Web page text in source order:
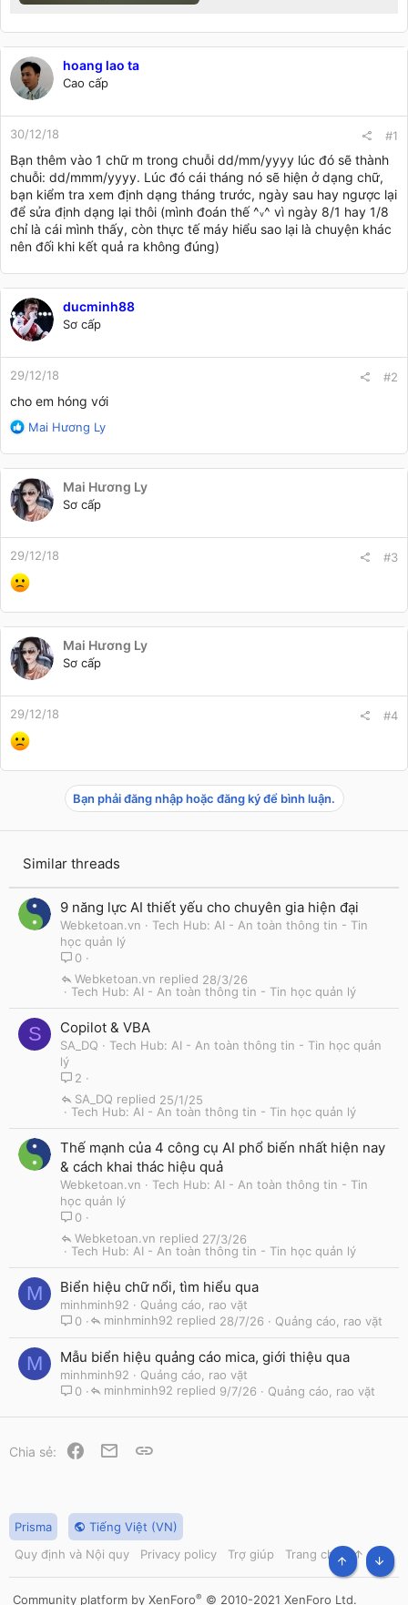
hoang lao ta
Cao cấp
30/12/18 #1
Bạn thêm vào 1 chữ m trong chuỗi dd/mm/yyyy lúc đó sẽ thành
chuỗi: dd/mmm/yyyy. Lúc đó cái tháng nó sẽ hiện ở dạng chữ,
bạn kiểm tra xem định dạng tháng trước, ngày sau hay ngược lại
để sửa định dạng lại thôi (mình đoán thế ^v^ vì ngày 8/1 hay 1/8
chỉ là cái mình thấy, còn thực tế máy hiểu sao lại là chuyện khác
nên đối khi kết quả ra không đúng)
ducminh88
Sơ cấp
29/12/18 #2
cho em hóng với
R
a
c
t
i
o
n
s
:
Mai Hương Ly
Mai Hương Ly
Sơ cấp
29/12/18 #3
Mai Hương Ly
Sơ cấp
29/12/18 #4
Bạn phải đăng nhập hoặc đăng ký để bình luận.
Similar threads
9 năng lực AI thiết yếu cho chuyên gia hiện đại
Webketoan.vn
Tech Hub: AI - An toàn thông tin - Tin
học quản lý
0
Tech Hub: AI - An toàn thông tin - Tin học quản lý
28/3/26
Webketoan.vn
S Copilot & VBA
SA_DQ
Tech Hub: AI - An toàn thông tin - Tin học quản
lý
2
Tech Hub: AI - An toàn thông tin - Tin học quản lý
25/1/25
SA_DQ
Thế mạnh của 4 công cụ AI phổ biến nhất hiện nay
& cách khai thác hiệu quả
Webketoan.vn
Tech Hub: AI - An toàn thông tin - Tin
học quản lý
0
Tech Hub: AI - An toàn thông tin - Tin học quản lý
27/3/26
Webketoan.vn
M Biển hiệu chữ nổi, tìm hiểu qua
minhminh92
Quảng cáo, rao vặt
0
Quảng cáo, rao vặt
28/7/26
minhminh92
M Mẫu biển hiệu quảng cáo mica, giới thiệu qua
minhminh92
Quảng cáo, rao vặt
0
Quảng cáo, rao vặt
9/7/26
minhminh92
Chia sẻ: Facebook
Email
Prisma
Tiếng Việt (VN)
Quy định và Nội quy
Privacy policy Trợ giúp Trang chủ
R
S
Community platform by XenForo® © 2010-2021 XenForo Ltd.
TOP